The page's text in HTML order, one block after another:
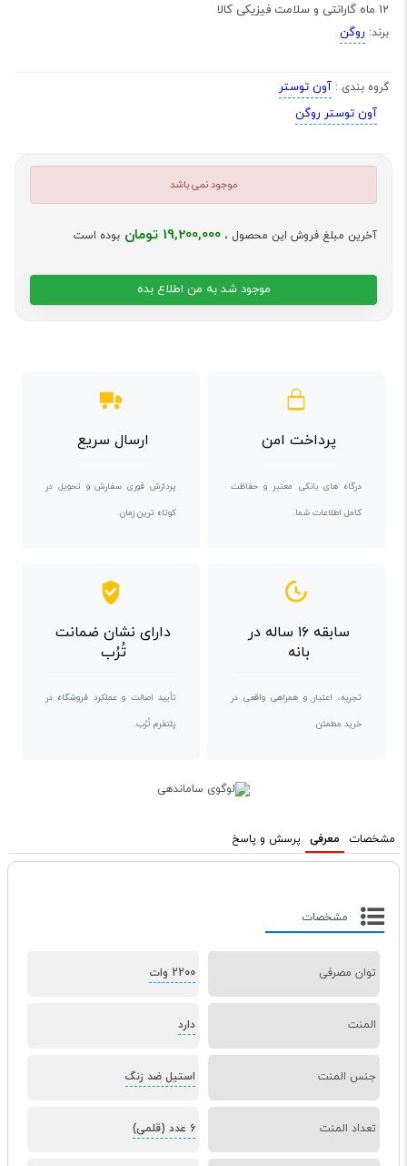
12 ماه گارانتی و سلامت فیزیکی کالا
برند: روگن
گروه بندی : آون توستر
آون توستر روگن
موجود نمی باشد
آخرین مبلغ فروش این محصول ، 19,200,000 تومان بوده است
موجود شد به من اطلاع بده
پرداخت امن
درگاه های بانکی معتبر و حفاظت
کامل اطلاعات شما.
ارسال سریع
پردازش فوری سفارش و تحویل در
کوتاه ترین زمان.
سابقه ۱۶ ساله در
بانه
تجربه، اعتبار و همراهی واقعی در
خرید مطمئن.
دارای نشان ضمانت
تُرُب
تأیید اصالت و عملکرد فروشگاه در
پلتفرم تُرُب.
مشخصات معرفی پرسش و پاسخ
مشخصات
توان مصرفی 2200 وات
المنت دارد
جنس المنت استیل ضد زنگ
تعداد المنت 6 عدد (قلمی)